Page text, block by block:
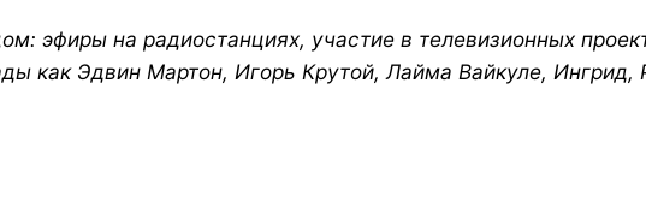
эфиры на радиостанциях, участие в телевизионных
как Эдвин Мартон, Игорь Крутой, Лайма Вайкуле,